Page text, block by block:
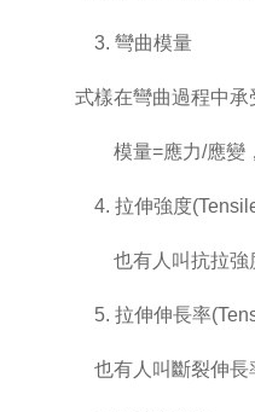
3. 彎曲模量
式樣在彎曲過程中
模量=應力/應變，
4. 拉伸強度
也有人叫抗拉強度
5. 拉伸伸長率
也有人叫斷裂伸長